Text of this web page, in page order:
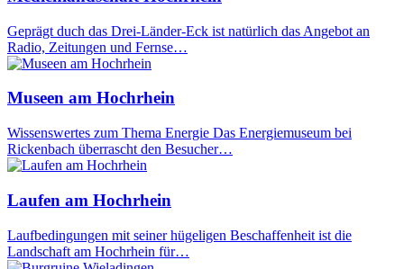
Geprägt duch das Drei-Länder-Eck ist natürlich das Angebot an
Radio, Zeitungen und Fernse…
Museen am Hochrhein
Wissenswertes zum Thema Energie Das Energiemuseum bei
Rickenbach überrascht den Besucher…
Laufen am Hochrhein
Laufbedingungen mit seiner hügeligen Beschaffenheit ist die
Landschaft am Hochrhein für…